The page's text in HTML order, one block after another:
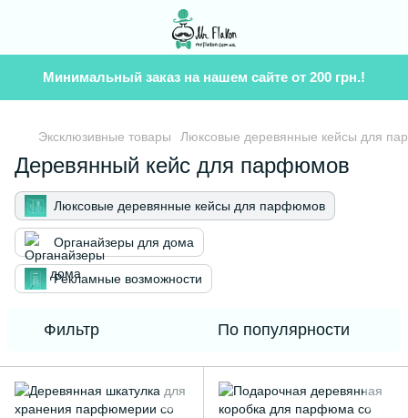
Минимальный заказ на нашем сайте от 200 грн.!
Эксклюзивные товары Люксовые деревянные кейсы для
Деревянный кейс для парфюмов
Люксовые деревянные кейсы для парфюмов
Органайзеры для дома
Рекламные возможности
Фильтр По популярности